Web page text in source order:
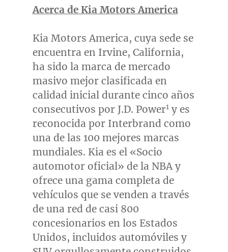
Acerca de Kia Motors America
Kia Motors America, cuya sede se
encuentra en Irvine, California,
ha sido la marca de mercado
masivo mejor clasificada en
calidad inicial durante cinco años
consecutivos por J.D. Power1y es
reconocida por Interbrand como
una de las 100 mejores marcas
mundiales. Kia es el «Socio
automotor oficial» de la NBA y
ofrece una gama completa de
vehículos que se venden a través
de una red de casi 800
concesionarios en los Estados
Unidos, incluidos automóviles y